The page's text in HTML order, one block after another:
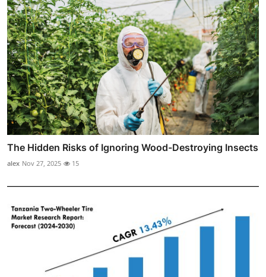
The Hidden Risks of Ignoring Wood-Destroying Insects
alex Nov 27, 2025 15